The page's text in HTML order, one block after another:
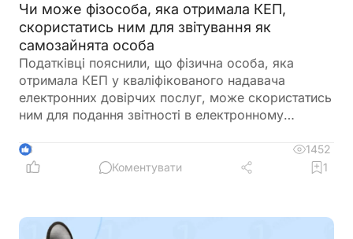
Чи може фізособа, яка отримала КЕП,
скористатись ним для звітування як
самозайнята особа
Податківці пояснили, що фізична особа, яка
отримала КЕП у кваліфікованого надавача
електронних довірчих послуг, може скористатись
ним для подання звітності в електронному
3
1452
Коментувати
1